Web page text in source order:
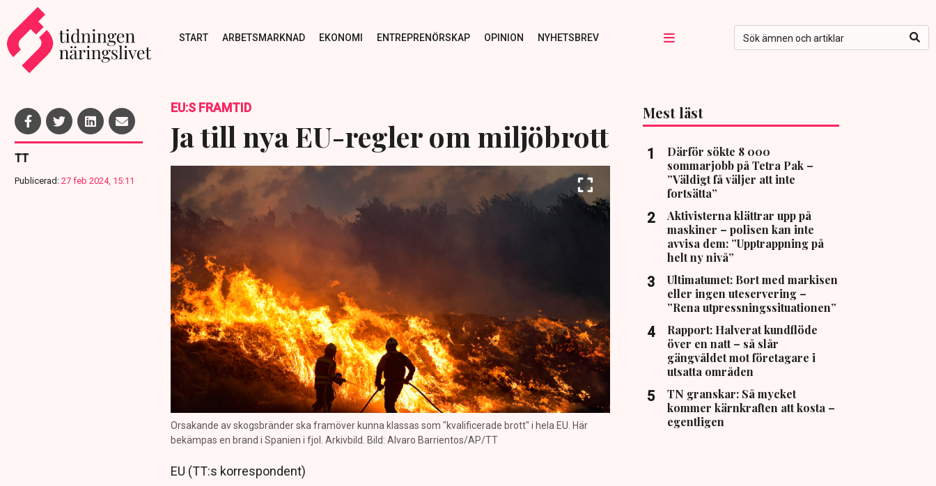
START ARBETSMARKNAD EKONOMI ENTREPRENÖRSKAP OPINION NYHETSBREV
TT
Publicerad: 27 feb 2024, 15:11
EU:S FRAMTID
Ja till nya EU-regler om miljöbrott
Orsakande av skogsbränder ska framöver kunna klassas som "kvalificerade brott" i hela EU. Här
bekämpas en brand i Spanien i fjol. Arkivbild. Bild: Alvaro Barrientos/AP/TT
EU (TT:s korrespondent)
Mest läst
Därför sökte 8 000
sommarjobb på Tetra Pak –
”Väldigt få väljer att inte
fortsätta”
Aktivisterna klättrar upp på
maskiner – polisen kan inte
avvisa dem: ”Upptrappning på
helt ny nivå”
Ultimatumet: Bort med markisen
eller ingen uteservering –
”Rena utpressningssituationen”
Rapport: Halverat kundflöde
över en natt – så slår
gängvåldet mot företagare i
utsatta områden
TN granskar: Så mycket
kommer kärnkraften att kosta –
egentligen